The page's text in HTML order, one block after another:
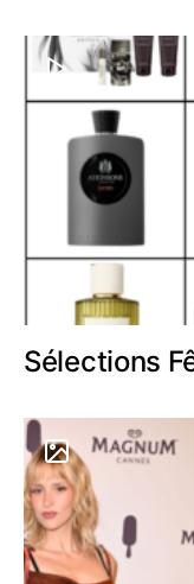
Sélections